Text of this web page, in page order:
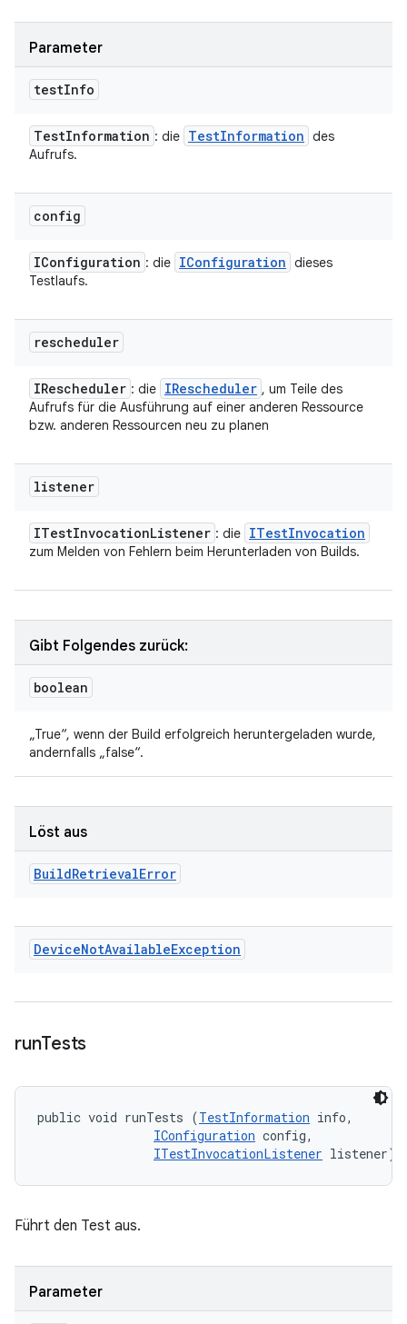
Parameter
testInfo
TestInformation : die TestInformation des
Aufrufs.
config
IConfiguration : die IConfiguration dieses
Testlaufs.
rescheduler
IRescheduler : die IRescheduler , um Teile des
Aufrufs für die Ausführung auf einer anderen Ressource
bzw. anderen Ressourcen neu zu planen
listener
ITestInvocationListener : die ITestInvocation
zum Melden von Fehlern beim Herunterladen von Builds.
Gibt Folgendes zurück:
boolean
„True“, wenn der Build erfolgreich heruntergeladen wurde,
andernfalls „false“.
Löst aus
BuildRetrievalError
DeviceNotAvailableException
runTests
public void runTests (TestInformation info,
IConfiguration config,
ITestInvocationListener listener)
Führt den Test aus.
Parameter